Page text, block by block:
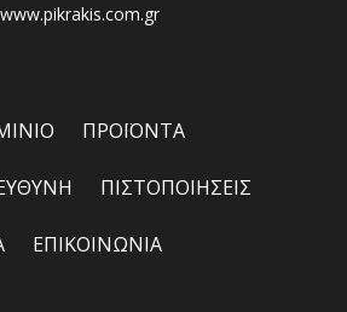
www.pikrakis.com.gr
ΠΡΟΪΟΝΤΑ
ΠΙΣΤΟΠΟΙΗΣΕΙΣ
ΕΠΙΚΟΙΝΩΝΙΑ